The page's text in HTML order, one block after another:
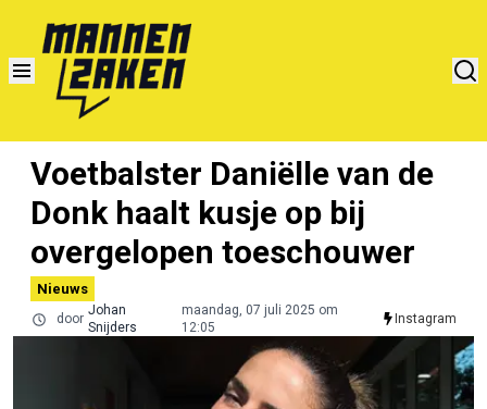
Voetbalster Daniëlle van de
Donk haalt kusje op bij
overgelopen toeschouwer
Nieuws
door
Johan
Snijders
maandag, 07 juli 2025 om
12:05
Instagram